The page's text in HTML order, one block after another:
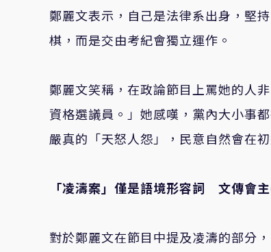
鄭麗文表示，自己是法律系出身，堅
棋，而是交由考紀會獨立運作。
鄭麗文笑稱，在政論節目上罵她的人
資格選議員。」她感嘆，黨內大小事
嚴真的「天怒人怨」，民意自然會在
「凌濤案」僅是語境形容詞 文傳會
對於鄭麗文在節目中提及凌濤的部分